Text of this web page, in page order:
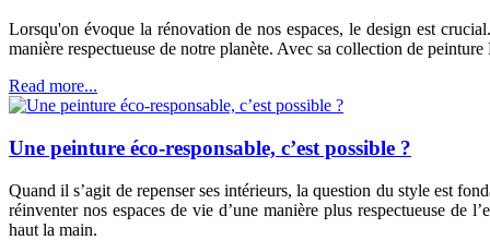
Lorsqu'on évoque la rénovation de nos espaces, le design est
manière respectueuse de notre planète. Avec sa collection de
Read more...
Une peinture éco-responsable, c’est possible ?
Quand il s’agit de repenser ses intérieurs, la question du style est
réinventer nos espaces de vie d’une manière plus respectueuse
haut la main.